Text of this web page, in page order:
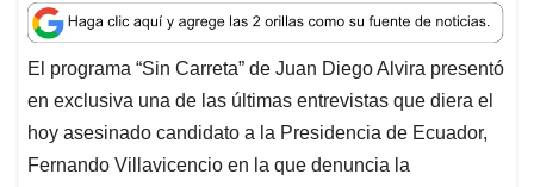
a
t
s
A
p
p
c
e
b
o
o
k
n
k
e
d
I
n
a
i
l
r
e
a
d
s
El programa “Sin Carreta” de Juan Diego Alvira presentó
en exclusiva una de las últimas entrevistas que diera el
hoy asesinado candidato a la Presidencia de Ecuador,
Fernando Villavicencio en la que denuncia la